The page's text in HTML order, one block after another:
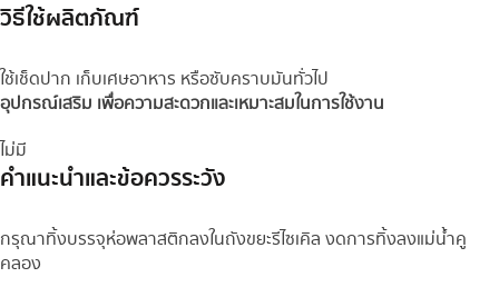
วิธีใช้ผลิตภัณฑ์
ใช้เช็ดปาก เก็บเศษอาหาร หรือซับคราบมันทั่วไป
อุปกรณ์เสริม เพื่อความสะดวกและเหมาะสมในการใช้งาน
ไม่มี
คำแนะนำและข้อควรระวัง
กรุณาทิ้งบรรจุห่อพลาสติกลงในถังขยะรีไซเคิล งดการทิ้งลงแม่น้ำคู
คลอง